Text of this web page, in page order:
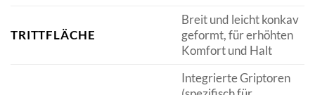
TRITTFLÄCHE
Breit und leicht konkav
geformt, für erhöhten
Komfort und Halt
Integrierte Griptoren